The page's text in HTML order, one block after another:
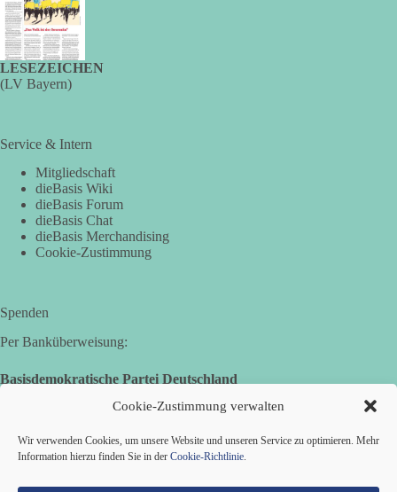
Cookie-Zustimmung verwalten
Wir verwenden Cookies, um unsere Website und unseren Service zu optimieren. Mehr
Information hierzu finden Sie in der Cookie-Richtlinie.
LESEZEICHEN
(LV Bayern)
Service & Intern
Mitgliedschaft
dieBasis Wiki
dieBasis Forum
dieBasis Chat
dieBasis Merchandising
Cookie-Zustimmung
Spenden
Per Banküberweisung:
Basisdemokratische Partei Deutschland
IBAN: DE16 6539 0120 0434 1370 06
BIC: GENODES1EBI